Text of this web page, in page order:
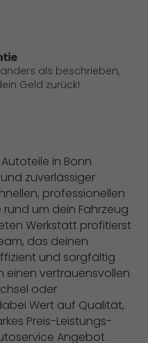
als beschrieben,
Geld zurück!
in Bonn
zuverlässiger
professionellen
um dein Fahrzeug
Werkstatt profitierst
das deinen
und sorgfältig
einen vertrauensvollen
oder
Wert auf Qualität,
Preis-Leistungs-
Angebot